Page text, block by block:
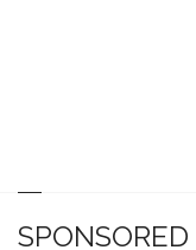
SPONSORED